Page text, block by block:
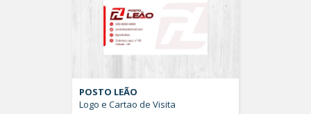
POSTO LEÃO
Logo e Cartao de Visita